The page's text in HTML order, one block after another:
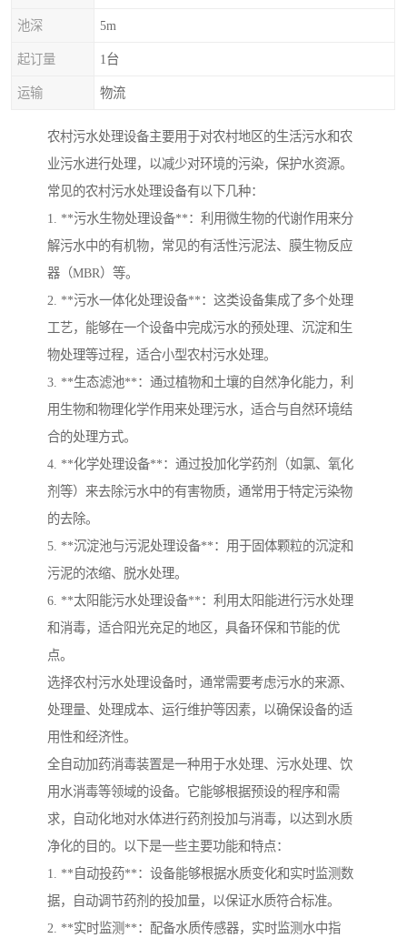
池深 5m
起订量 1台
运输 物流
农村污水处理设备主要用于对农村地区的生活污水和农
业污水进行处理，以减少对环境的污染，保护水资源。
常见的农村污水处理设备有以下几种：
1. **污水生物处理设备**：利用微生物的代谢作用来分
解污水中的有机物，常见的有活性污泥法、膜生物反应
器（MBR）等。
2. **污水一体化处理设备**：这类设备集成了多个处理
工艺，能够在一个设备中完成污水的预处理、沉淀和生
物处理等过程，适合小型农村污水处理。
3. **生态滤池**：通过植物和土壤的自然净化能力，利
用生物和物理化学作用来处理污水，适合与自然环境结
合的处理方式。
4. **化学处理设备**：通过投加化学药剂（如氯、氧化
剂等）来去除污水中的有害物质，通常用于特定污染物
的去除。
5. **沉淀池与污泥处理设备**：用于固体颗粒的沉淀和
污泥的浓缩、脱水处理。
6. **太阳能污水处理设备**：利用太阳能进行污水处理
和消毒，适合阳光充足的地区，具备环保和节能的优
点。
选择农村污水处理设备时，通常需要考虑污水的来源、
处理量、处理成本、运行维护等因素，以确保设备的适
用性和经济性。
全自动加药消毒装置是一种用于水处理、污水处理、饮
用水消毒等领域的设备。它能够根据预设的程序和需
求，自动化地对水体进行药剂投加与消毒，以达到水质
净化的目的。以下是一些主要功能和特点：
1. **自动投药**：设备能够根据水质变化和实时监测数
据，自动调节药剂的投加量，以保证水质符合标准。
2. **实时监测**：配备水质传感器，实时监测水中指